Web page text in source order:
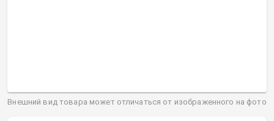
Внешний вид товара может отличаться от изображенного на фото